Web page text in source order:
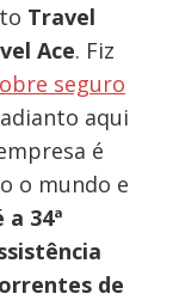
Travel
Ace. Fiz
seguro
aqui
é
o mundo e
34ª
de